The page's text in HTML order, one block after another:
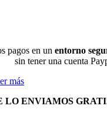
pagos en un entorno
sin tener una cuenta
más
LO ENVIAMOS